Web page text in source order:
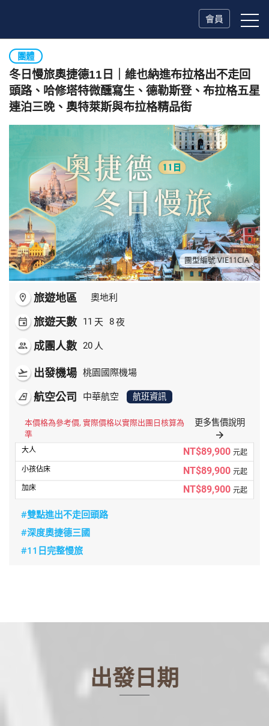
會員
團體
冬日慢旅奧捷德11日｜維也納進布拉格出不走回
頭路、哈修塔特微醺寫生、德勒斯登、布拉格五星
連泊三晚、奧特萊斯與布拉格精品街
團型編號 VIE11CIA
room 旅遊地區 奧地利
event 旅遊天數 11 天 8夜
people 成團人數 20 人
flight_takeoff 出發機場 桃園國際機場
airlines 航空公司 中華航空 航班資訊
本價格為參考價, 實際價格以實際出團日核算為
準
更多售價說明
arrow_forward
NT$89,900 元起
NT$89,900 元起
NT$89,900 元起
#雙點進出不走回頭路
#深度奧捷德三國
#11日完整慢旅
出發日期